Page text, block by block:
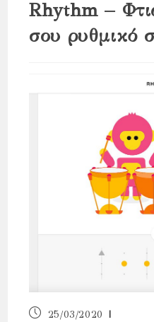
Rhythm –
σου ρυθμικό
Post25/03/2020